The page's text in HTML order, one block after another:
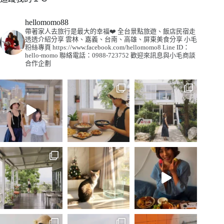
hellomomo88
帶著家人去旅行是最大的幸福❤️ 全台景點旅遊、飯店民宿走
透透介紹分享 雲林、嘉義、台南、高雄、屏東美食分享 小毛
粉絲專頁 https://www.facebook.com/hellomomo8 Line ID：
hello-momo 聯絡電話：0988-723752 歡迎來訊息與小毛商談
合作企劃